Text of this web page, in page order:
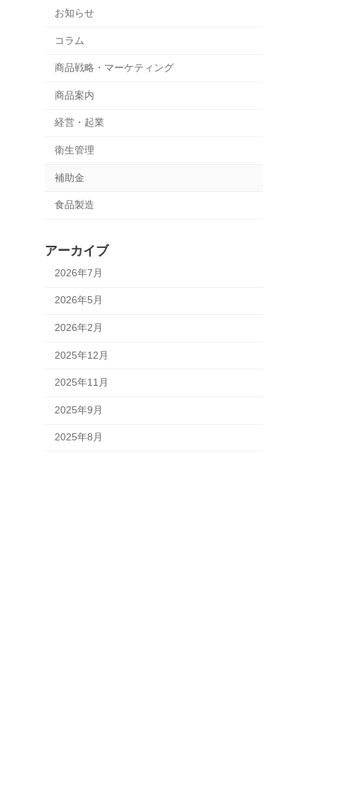
お知らせ
コラム
商品戦略・マーケティング
商品案内
経営・起業
衛生管理
補助金
食品製造
アーカイブ
2026年7月
2026年5月
2026年2月
2025年12月
2025年11月
2025年9月
2025年8月